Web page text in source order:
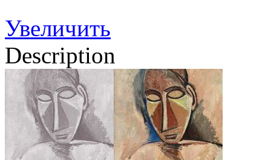
Увеличить
Description